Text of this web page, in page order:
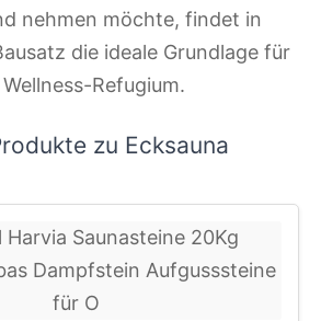
nehmen möchte, findet in
die ideale Grundlage für
Refugium.
zu Ecksauna